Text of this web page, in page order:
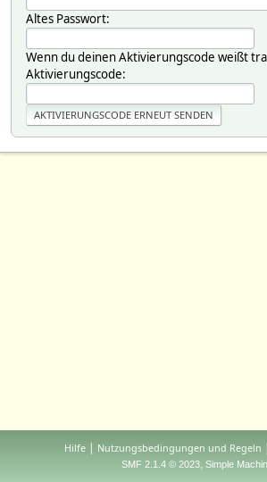
Altes Passwort:
Wenn du deinen Aktivierungscode weißt
Aktivierungscode:
Hilfe | Nutzungsbedingungen und Regeln |
SMF 2.1.4 © 2023, Simple